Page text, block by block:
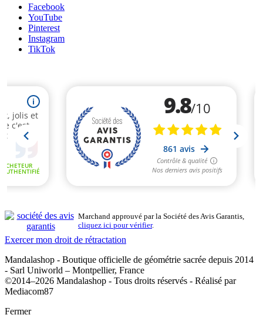
Facebook
YouTube
Pinterest
Instagram
TikTok
Marchand approuvé par la Société des Avis Garantis,
cliquez ici pour vérifier.
Exercer mon droit de rétractation
Mandalashop - Boutique officielle de géométrie sacrée depuis 2014
- Sarl Uniworld – Montpellier, France
©2014–2026 Mandalashop - Tous droits réservés - Réalisé par
Mediacom87
Fermer